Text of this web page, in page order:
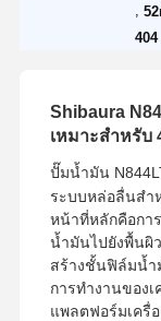
,
Shibaura
เหมาะสำหรับ
ปั๊มน้ำมัน
ระบบหล่อลื่นสำ
หน้าที่หลักคือกา
น้ำมันไปยังพื้นผิ
สร้างชั้นฟิล์มน้ำ
การทำงานของ
แพลตฟอร์มเครื่